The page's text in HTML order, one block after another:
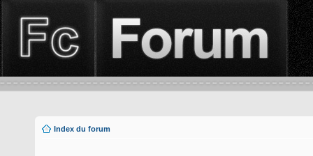
Index du forum